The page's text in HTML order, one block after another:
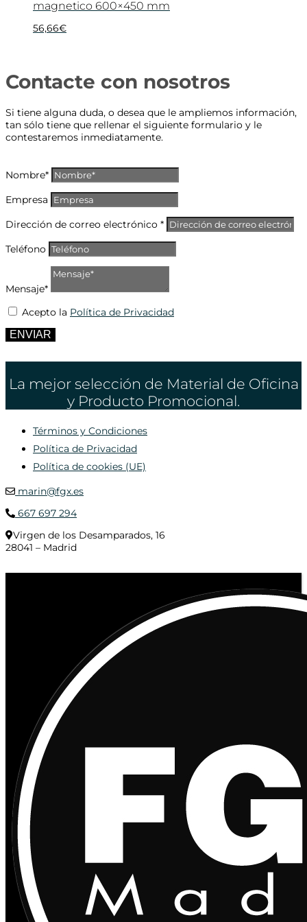
magnetico 600×450 mm
56,66€
Contacte con nosotros
Si tiene alguna duda, o desea que le ampliemos información,
tan sólo tiene que rellenar el siguiente formulario y le
contestaremos inmediatamente.
Nombre*
Empresa
Dirección de correo electrónico *
Teléfono
Mensaje*
Acepto la Política de Privacidad
ENVIAR
La mejor selección de Material de Oficina
y Producto Promocional.
Términos y Condiciones
Política de Privacidad
Política de cookies (UE)
marin@fgx.es
667 697 294
Virgen de los Desamparados, 16
28041 – Madrid